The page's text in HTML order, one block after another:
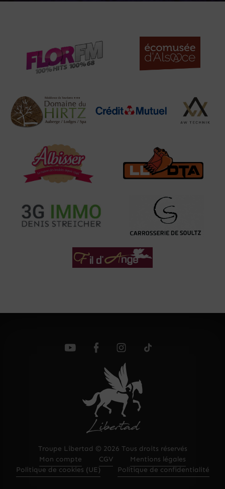
Troupe Libertad © 2026 Tous droits réservés
Mon compte
CGV
Mentions légales
Politique de cookies (UE)
Politique de confidentialité